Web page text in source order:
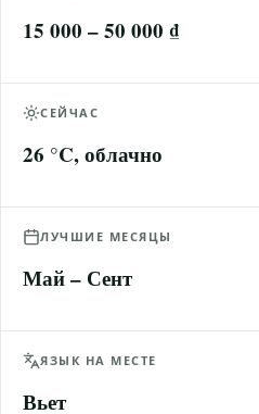
15 000 – 50 000 ₫
СЕЙЧАС
26 °C, облачно
ЛУЧШИЕ МЕСЯЦЫ
Май – Сент
ЯЗЫК НА МЕСТЕ
Вьет